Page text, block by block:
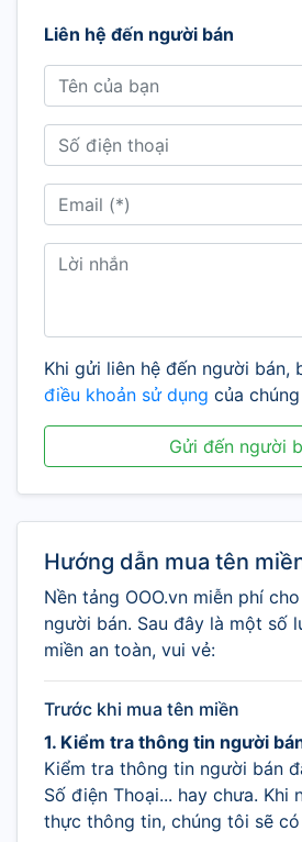
Liên hệ đến người bán
Khi gửi liên hệ đến người bán,
điều khoản sử dụng của
Gửi đến người
Hướng dẫn mua tên
Nền tảng OOO.vn miễn phí
người bán. Sau đây là một số
miền an toàn, vui vẻ:
Trước khi mua tên miền
1. Kiểm tra thông tin người
Kiểm tra thông tin người bán
Số điện Thoại... hay chưa. Khi
thực thông tin, chúng tôi sẽ